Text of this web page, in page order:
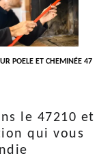
POELE ET CHEMINÉE 47
le 47210 et
qui vous